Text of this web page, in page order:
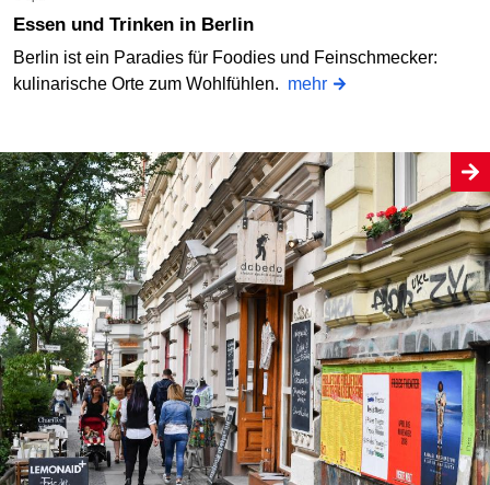
Essen und Trinken in Berlin
Berlin ist ein Paradies für Foodies und Feinschmecker:
kulinarische Orte zum Wohlfühlen. mehr